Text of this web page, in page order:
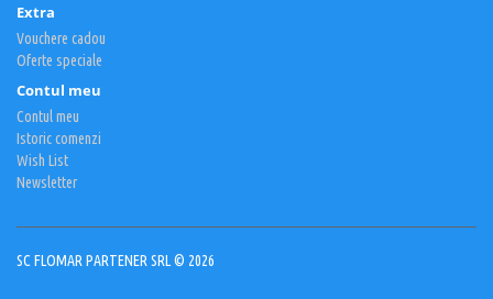
Extra
Vouchere cadou
Oferte speciale
Contul meu
Contul meu
Istoric comenzi
Wish List
Newsletter
SC FLOMAR PARTENER SRL © 2026